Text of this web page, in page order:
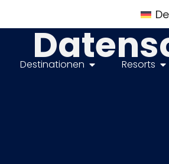
Destinationen Resorts